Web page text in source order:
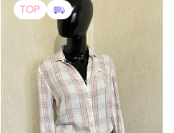
і ще 1
TOP